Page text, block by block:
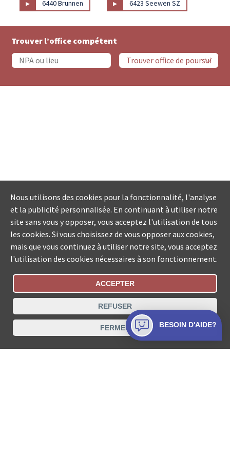
▸ 6440 Brunnen ▸ 6423 Seewen SZ
Trouver l’office compétent
Statut De La Commande
Recherche des offices de Suisse
Protection des données Mentions légales
Conditions d’utilisation Contact
Nous utilisons des cookies pour la fonctionnalité, l'analyse
et la publicité personnalisée. En continuant à utiliser notre
site sans vous y opposer, vous acceptez l'utilisation de tous
les cookies. Si vous choisissez de vous opposer aux cookies,
mais que vous continuez à utiliser notre site, vous acceptez
l'utilisation des cookies nécessaires à son fonctionnement.
ACCEPTER
REFUSER
FERMER BESOIN D'AIDE?